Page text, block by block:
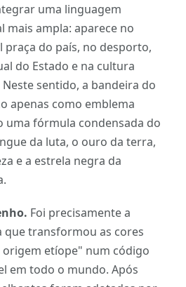
uma linguagem
mais ampla: aparece no
praça do país, no desporto,
do Estado e na cultura
sentido, a bandeira do
apenas como emblema
uma fórmula condensada do
da luta, o ouro da terra,
e a estrela negra da
Foi precisamente a
que transformou as cores
origem etíope" num código
em todo o mundo. Após